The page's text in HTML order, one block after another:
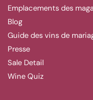
Emplacements des
Blog
Guide des vins de
Presse
Sale Detail
Wine Quiz